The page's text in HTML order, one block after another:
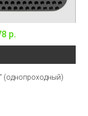
р.
(однопроходный)